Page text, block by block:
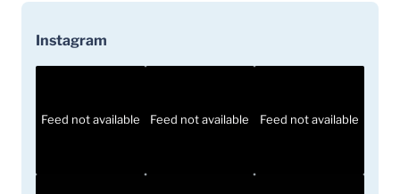
Instagram
Feed not available Feed not available Feed not available